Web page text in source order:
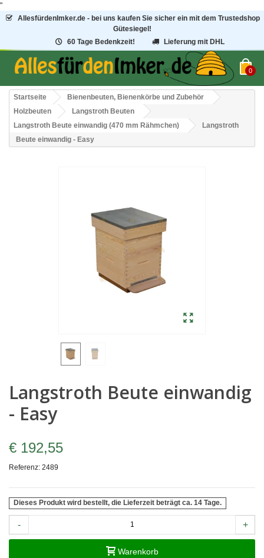
"
AllesfürdenImker.de - bei uns kaufen Sie sicher ein mit dem Trustedshop
Gütesiegel!
60 Tage Bedenkzeit!
Lieferung mit DHL
0
Startseite
Bienenbeuten, Bienenkörbe und Zubehör
Holzbeuten
Langstroth Beuten
Langstroth Beute einwandig (470 mm Rähmchen)
Langstroth
Beute einwandig - Easy
Langstroth Beute einwandig
- Easy
€ 192,55
Referenz: 2489
Dieses Produkt wird bestellt, die Lieferzeit beträgt ca. 14 Tage.
- +
Warenkorb